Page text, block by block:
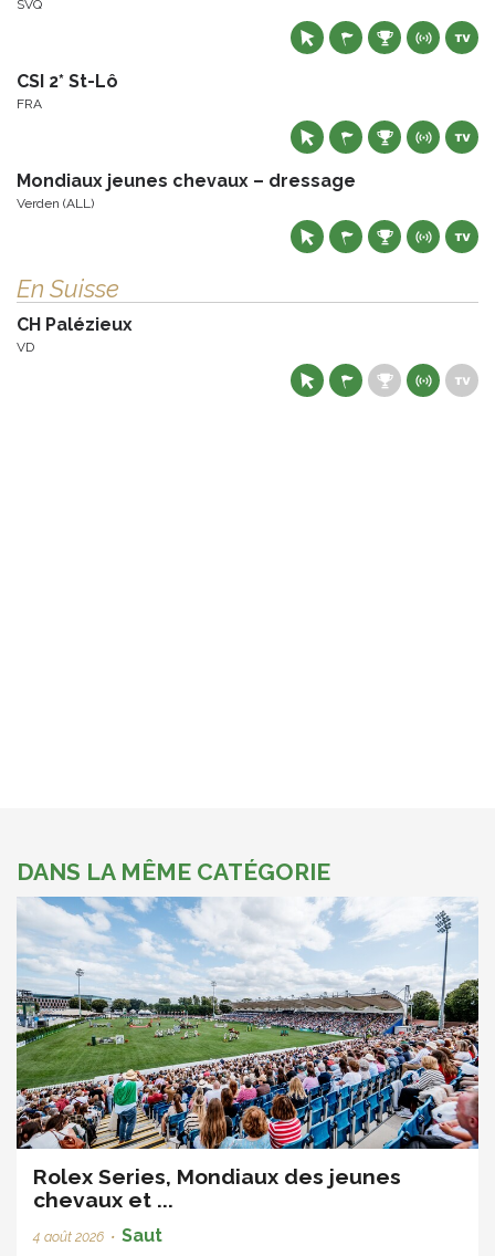
SVQ
CSI 2* St-Lô
FRA
Mondiaux jeunes chevaux – dressage
Verden (ALL)
En Suisse
CH Palézieux
VD
DANS LA MÊME CATÉGORIE
Rolex Series, Mondiaux des jeunes
chevaux et ...
4 août 2026 • Saut